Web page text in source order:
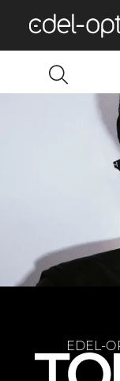
EDEL-